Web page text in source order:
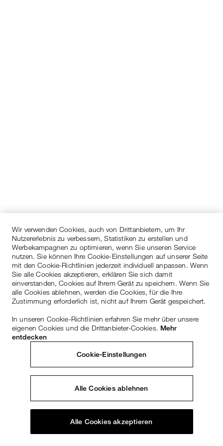
Wir verwenden Cookies, auch von Drittanbietern, um Ihr
Nutzererlebnis zu verbessern, Statistiken zu erstellen und
Werbekampagnen zu optimieren, wenn Sie unseren Service
nutzen. Sie können Ihre Cookie-Einstellungen auf unserer Seite
mit den Cookie-Richtlinien jederzeit individuell anpassen. Wenn
Sie alle Cookies akzeptieren, erklären Sie sich damit
einverstanden, Cookies auf Ihrem Gerät zu speichern. Wenn Sie
alle Cookies ablehnen, werden die Cookies, für die Ihre
Zustimmung erforderlich ist, nicht auf Ihrem Gerät gespeichert.
In unseren Cookie-Richtlinien erfahren Sie mehr über unsere
eigenen Cookies und die Drittanbieter-Cookies. Mehr
entdecken
Cookie-Einstellungen
Alle Cookies ablehnen
Alle Cookies akzeptieren